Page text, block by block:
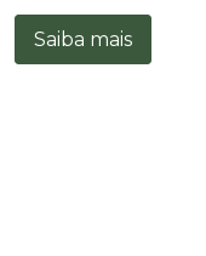
Saiba mais